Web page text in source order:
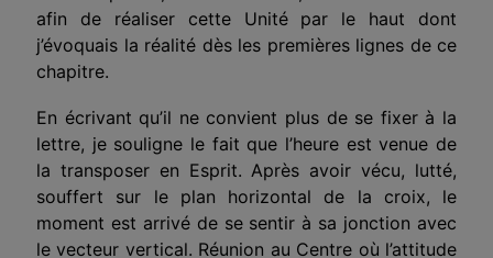
afin de réaliser cette Unité par le haut dont
j’évoquais la réalité dès les premières lignes de ce
chapitre.
En écrivant qu’il ne convient plus de se fixer à la
lettre, je souligne le fait que l’heure est venue de
la transposer en Esprit. Après avoir vécu, lutté,
souffert sur le plan horizontal de la croix, le
moment est arrivé de se sentir à sa jonction avec
le vecteur vertical. Réunion au Centre où l’attitude